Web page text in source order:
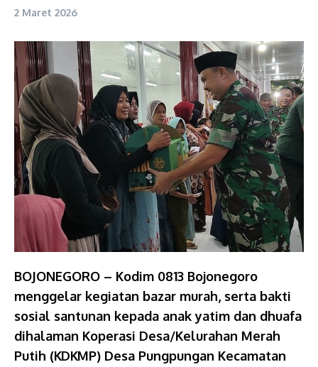
2 Maret 2026
BOJONEGORO – Kodim 0813 Bojonegoro
menggelar kegiatan bazar murah, serta bakti
sosial santunan kepada anak yatim dan dhuafa
dihalaman Koperasi Desa/Kelurahan Merah
Putih (KDKMP) Desa Pungpungan Kecamatan